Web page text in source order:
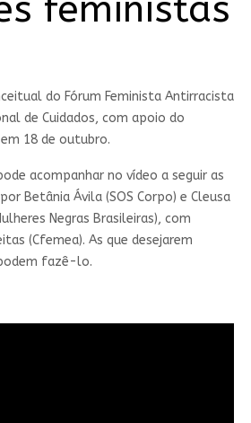
feministas
do Fórum Feminista Antirracista
de Cuidados, com apoio do
18 de outubro.
acompanhar no vídeo a seguir as
Betânia Ávila (SOS Corpo) e Cleusa
Negras Brasileiras), com
(Cfemea). As que desejarem
fazê-lo.